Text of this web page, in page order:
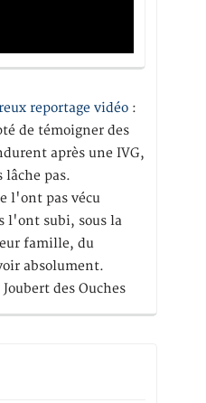
reportage vidéo :
de témoigner des
après une IVG,
lâche pas.
l'ont pas vécu
l'ont subi, sous la
famille, du
absolument.
des Ouches